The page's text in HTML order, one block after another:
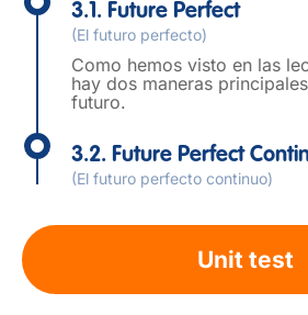
3.1. Future Perfect
(El futuro perfecto)
Como hemos visto en las
hay dos maneras
futuro.
3.2. Future Perfect
(El futuro perfecto continuo)
Unit test